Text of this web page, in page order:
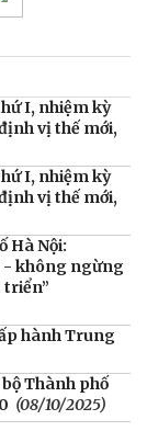
I, nhiệm kỳ
vị thế mới,
I, nhiệm kỳ
vị thế mới,
Hà Nội:
- không ngừng
triển”
hành Trung
Thành phố
(08/10/2025)